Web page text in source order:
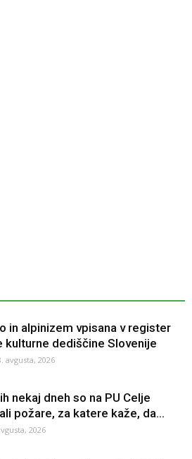
in alpinizem vpisana v register
kulturne dediščine Slovenije
avgusta, 2026
nekaj dneh so na PU Celje
požare, za katere kaže, da...
2026